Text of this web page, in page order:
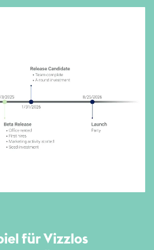
für Vizzlos